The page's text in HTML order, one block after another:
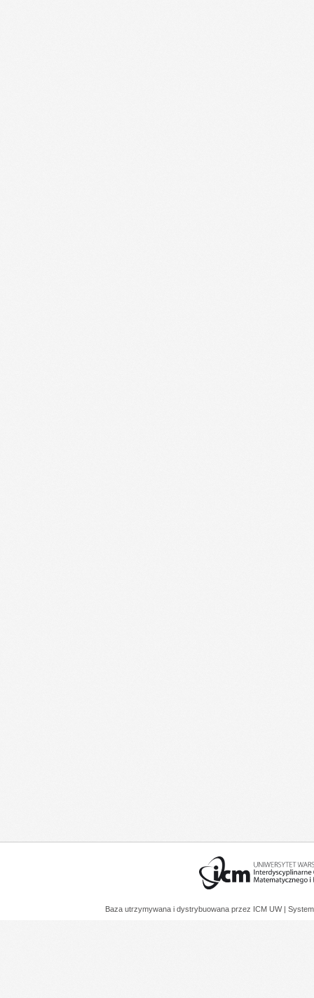
Baza utrzymywana i dystrybuowana przez ICM UW |